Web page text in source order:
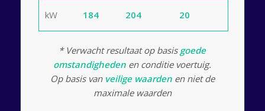
kW 184 204 20
* Verwacht resultaat op basis goede
omstandigheden en conditie voertuig.
Op basis van veilige waardenen niet de
maximale waarden